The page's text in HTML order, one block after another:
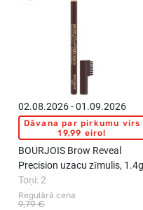
02.08.2026 - 01.09.2026
Dāvana par pirkumu virs
19,99 eiro!
BOURJOIS Brow Reveal
Precision uzacu zīmulis, 1.4g
Regulārā cena
9,79 €
Toņi: 2